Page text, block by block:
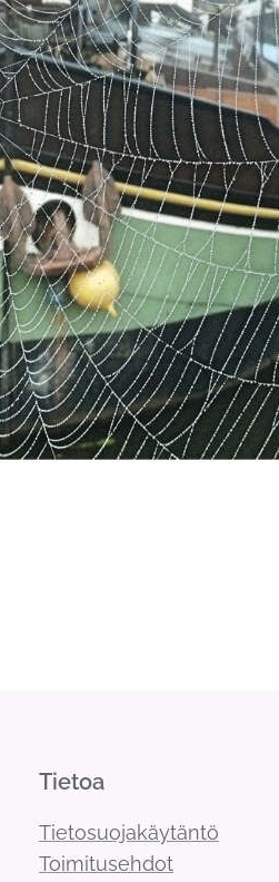
Tietoa
Tietosuojakäytäntö
Toimitusehdot